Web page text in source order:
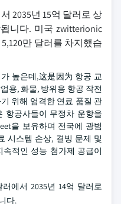
2035년 15억 달러로 상
니다. 미국 zwitterionic
만 달러를 차지했습
높은데,这是因为 항공 교
용, 화물, 방위용 항공 작전
위해 엄격한 연료 품질 관
항공사들이 무정차 운항을
을 보유하며 전국에 광범
시스템 손상, 결빙 문제 및
적인 성능 첨가제 공급이
에서 2035년 14억 달러로
다.